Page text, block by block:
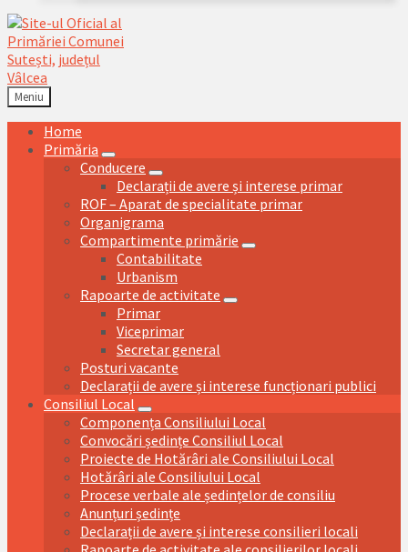
Meniu
Home
Primăria
Conducere
Declarații de avere și interese primar
ROF – Aparat de specialitate primar
Organigrama
Compartimente primărie
Contabilitate
Urbanism
Rapoarte de activitate
Primar
Viceprimar
Secretar general
Posturi vacante
Declarații de avere și interese funcționari publici
Consiliul Local
Componența Consiliului Local
Convocări ședințe Consiliul Local
Proiecte de Hotărâri ale Consiliului Local
Hotărâri ale Consiliului Local
Procese verbale ale ședințelor de consiliu
Anunțuri ședințe
Declarații de avere și interese consilieri locali